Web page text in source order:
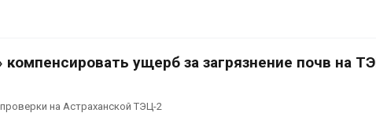
ущерб за загрязнение почв на
на Астраханской ТЭЦ-2